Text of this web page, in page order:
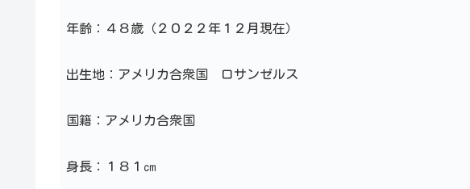
年齢：４８歳（２０２２年１２月現在）
出生地：アメリカ合衆国 ロサンゼルス
国籍：アメリカ合衆国
身長：１８１㎝